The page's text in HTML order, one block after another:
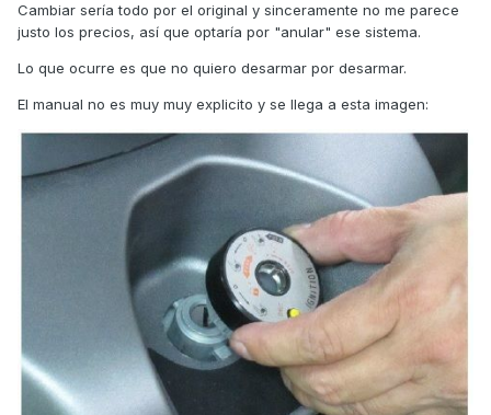
Cambiar sería todo por el original y sinceramente no me parece
justo los precios, así que optaría por "anular" ese sistema.
Lo que ocurre es que no quiero desarmar por desarmar.
El manual no es muy muy explicito y se llega a esta imagen: